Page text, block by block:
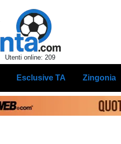
Utenti online: 209
Esclusive TA Zingonia